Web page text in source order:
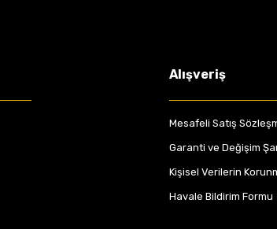
Alışveriş
Mesafeli Satış
Garanti ve Değişim
Kişisel Verilerin
Havale Bildirim Formu